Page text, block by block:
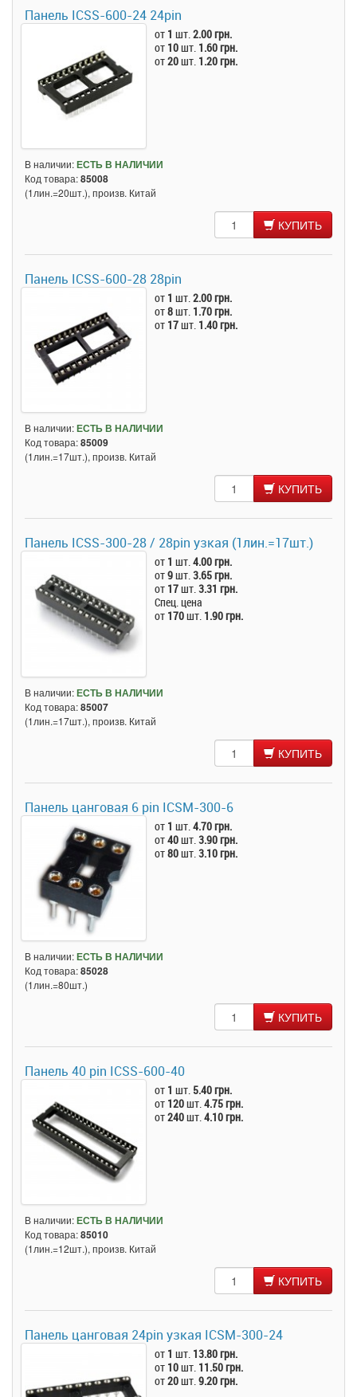
Панель ICSS-600-24 24pin
от 1 шт.2.00 грн.
от 10шт. 1.60 грн.
от20шт. 1.20 грн.
В наличии:ЕСТЬ В НАЛИЧИИ
Код товара:85008
(1лин.=20шт.), произв. Китай
КУПИТЬ
Панель ICSS-600-28 28pin
от 1 шт.2.00 грн.
от8шт. 1.70 грн.
от 17шт. 1.40 грн.
В наличии:ЕСТЬ В НАЛИЧИИ
Код товара:85009
(1лин.=17шт.), произв. Китай
КУПИТЬ
Панель ICSS-300-28 / 28pin узкая (1лин.=17шт.)
от 1 шт.4.00 грн.
от9шт.3.65 грн.
от 17шт.3.31 грн.
Спец. цена
от 170шт. 1.90 грн.
В наличии:ЕСТЬ В НАЛИЧИИ
Код товара:85007
(1лин.=17шт.), произв. Китай
КУПИТЬ
Панель цанговая 6 pin ICSM-300-6
от 1 шт.4.70 грн.
от40шт.3.90 грн.
от80шт.3.10 грн.
В наличии:ЕСТЬ В НАЛИЧИИ
Код товара:85028
(1лин.=80шт.)
КУПИТЬ
Панель 40 pin ICSS-600-40
от 1 шт. 5.40 грн.
от 120шт.4.75 грн.
от240шт.4.10 грн.
В наличии:ЕСТЬ В НАЛИЧИИ
Код товара:85010
(1лин.=12шт.), произв. Китай
КУПИТЬ
Панель цанговая 24pin узкая ICSM-300-24
от 1 шт. 13.80 грн.
от 10шт. 11.50 грн.
от20шт.9.20 грн.